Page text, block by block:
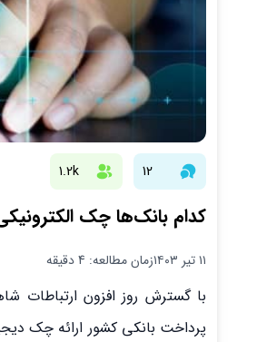
12
1.2k
کدام بانک‌ها چک
۱۱ تیر ۱۴۰۳ زمان مطالعه: 4 دقیقه
با گسترش روز افزون ارتباطات
پرداخت بانکی کشور ارائه چک